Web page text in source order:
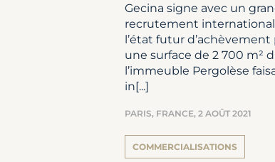
Gecina signe avec un
recrutement
l’état futur
une surface de 2 700 m²
l’immeuble Pergolèse
in[...]
PARIS, FRANCE, 2 AOÛT 2021
COMMERCIALISATIONS